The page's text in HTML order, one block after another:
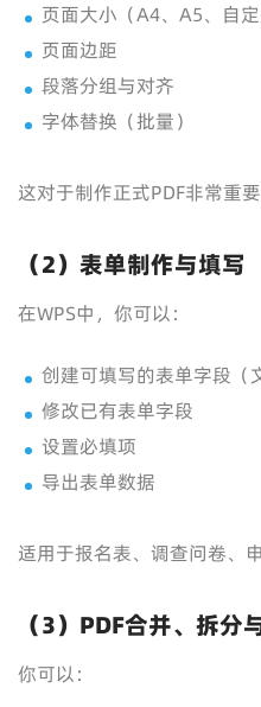
页面大小（A4、A5、自定
页面边距
段落分组与对齐
字体替换（批量）
这对于制作正式PDF非常重要
（2）表单制作与填写
在WPS中，你可以：
创建可填写的表单字段（
修改已有表单字段
设置必填项
导出表单数据
适用于报名表、调查问卷、
（3）PDF合并、拆分
你可以：